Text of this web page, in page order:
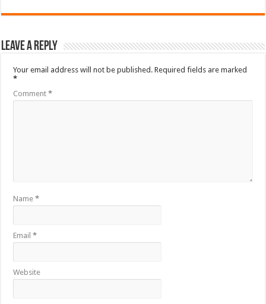
Leave a Reply
Your email address will not be published. Required fields are marked
*
Comment*
Name*
Email*
Website